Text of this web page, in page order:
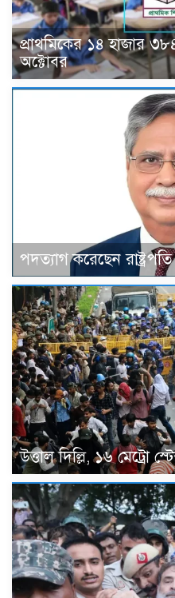
প্রাথমিকের ১৪ হাজার
অক্টোবর
পদত্যাগ করেছেন রাষ্ট্রপতি
উত্তাল দিল্লি, ১৬ মেট্রো